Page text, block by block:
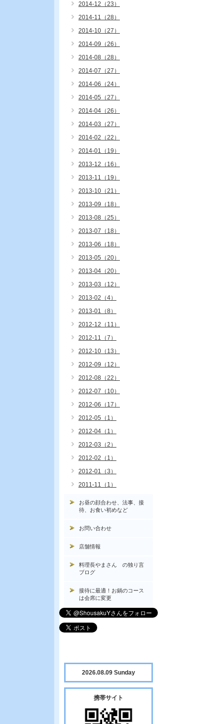
2014-12（23）
2014-11（28）
2014-10（27）
2014-09（26）
2014-08（28）
2014-07（27）
2014-06（24）
2014-05（27）
2014-04（26）
2014-03（27）
2014-02（22）
2014-01（19）
2013-12（16）
2013-11（19）
2013-10（21）
2013-09（18）
2013-08（25）
2013-07（18）
2013-06（18）
2013-05（20）
2013-04（20）
2013-03（12）
2013-02（4）
2013-01（8）
2012-12（11）
2012-11（7）
2012-10（13）
2012-09（12）
2012-08（22）
2012-07（10）
2012-06（17）
2012-05（1）
2012-04（1）
2012-03（2）
2012-02（1）
2012-01（3）
2011-11（1）
お昼の顔合わせ、法事、接
待、お食い初めなど
お問い合わせ
店舗情報
料理長やまさん の独り言
ブログ
接待に最適！お鍋のコース
は会席に変更
2026.08.09 Sunday
携帯サイト